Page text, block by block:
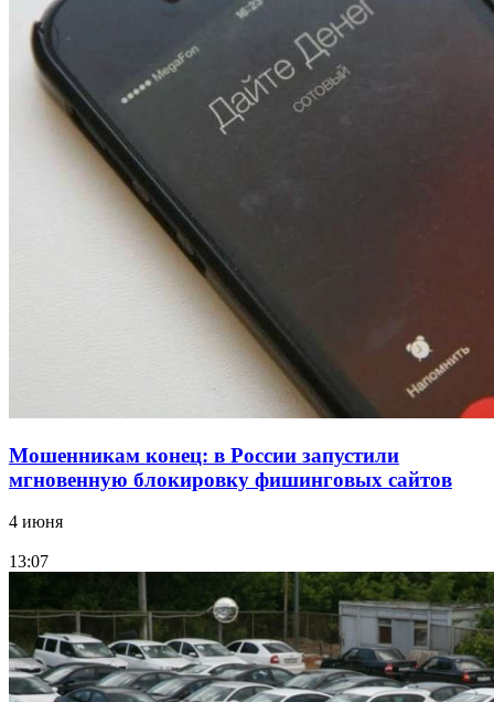
Покушение на убийство в Волгограде: девушка
напала на незнакомую женщину с ножом
12:39
Сладкий праздник в Волгограде: в Центральном
парке прошёл фестиваль „Арбузный переполох“
Волгоградские компании нарастили экспорт:
заключены контракты на 3,6 млн долларов
Мошенникам конец: в России запустили
мгновенную блокировку фишинговых сайтов
4 июня
13:07